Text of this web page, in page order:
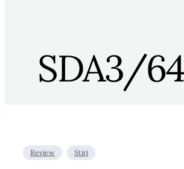
SDA3/
Review Stiri